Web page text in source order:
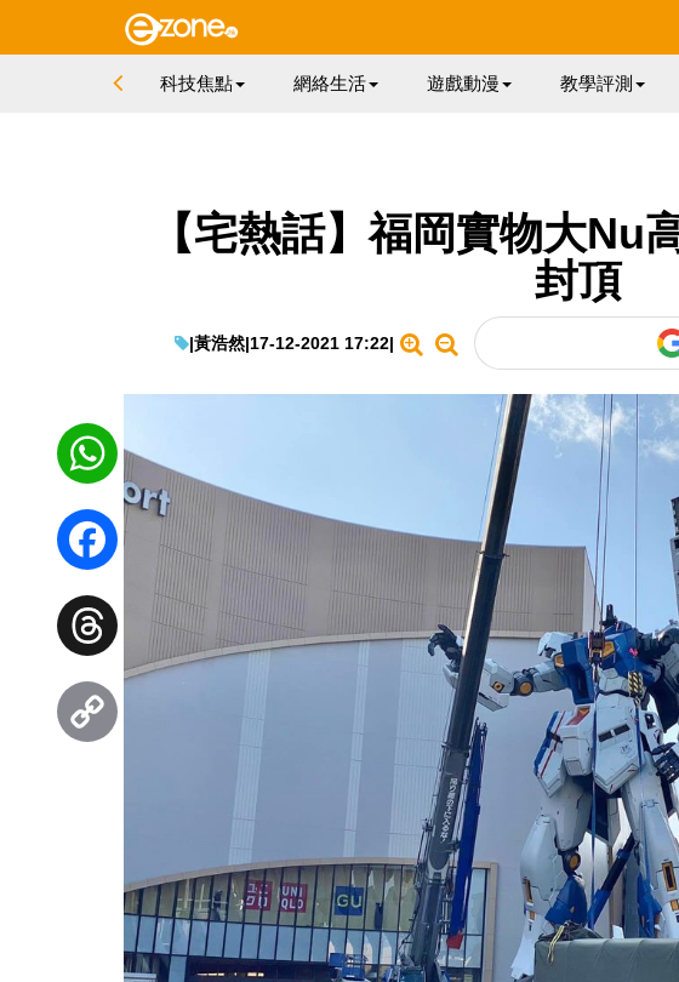
科技焦點 網絡生活 遊戲動漫 教學評測
【宅熱話】福岡實物大Nu
封頂
|黃浩然|17-12-2021 17:22|
WhatsApp
Facebook
Threads